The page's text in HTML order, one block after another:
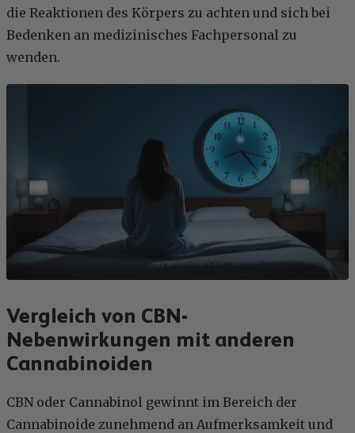
die Reaktionen des Körpers zu achten und sich bei
Bedenken an medizinisches Fachpersonal zu
wenden.
Vergleich von CBN-
Nebenwirkungen mit anderen
Cannabinoiden
CBN oder Cannabinol gewinnt im Bereich der
Cannabinoide zunehmend an Aufmerksamkeit und